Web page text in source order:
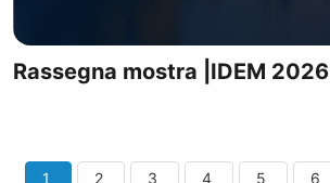
Rassegna mostra |IDEM 2026
1 2 3 4 5 6